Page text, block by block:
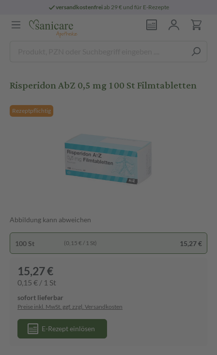
versandkostenfreiab 29 € und für E-Rezepte
Risperidon AbZ 0,5 mg 100 St Filmtabletten
Rezeptpflichtig
Abbildung kann abweichen
100 St (0,15 € / 1 St) 15,27 €
15,27 €
0,15 € / 1 St
sofort lieferbar
Preise inkl. MwSt. ggf. zzgl. Versandkosten
E-Rezept einlösen